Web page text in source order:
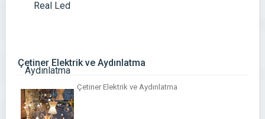
Çetiner Elektrik ve Aydınlatma
Çetiner Elektrik ve Aydınlatma